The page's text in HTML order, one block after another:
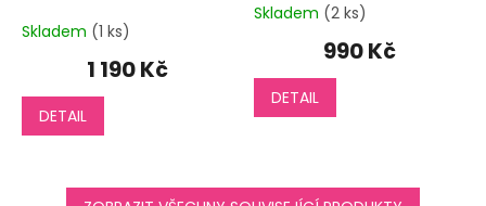
Skladem (1 ks)
1 190 Kč
DETAIL
Průměrné
je
3,0
z
Skladem (2 ks)
990 Kč
DETAIL